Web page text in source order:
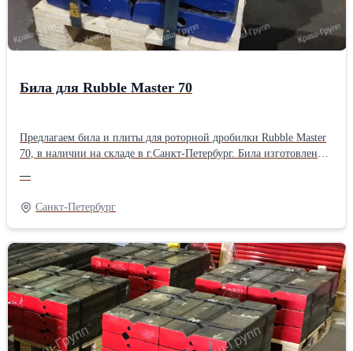
вашим чертежам из широкой линейки сплавов. Наши инженеры
помогут подобрать наиболее оптимальный сплав и исходя из
условий применения. Для постоянных клиентов действует
система лояльности.
Била для Rubble Master 70
Предлагаем била и плиты для роторной дробилки Rubble Master
70, в наличии на складе в г.Санкт-Петербург. Била изготовлены
увеличить срок работы изнашиваемой части в два и более раза.
Могут быть изготовлены из марганцевой или высокохромистой
стали по желанию заказчика. Наши била и плиты имеют
высокие износостойкие характеристики и хорошо
зарекомендовали себя на мировом рынке дробильно-
сортировочного оборудования. Продукция нашего завода
экспортируется в США, Канаду и страны западной Европы.
Прямой контракт с заводом и большие объемы поставок
позволяют нам сохранять конкурентные цены на российском
рынке дробильно-сортировочного оборудования. Также готовы
изготовить любую изнашиваемую деталь по вашим чертежам из
—
Санкт-Петербург